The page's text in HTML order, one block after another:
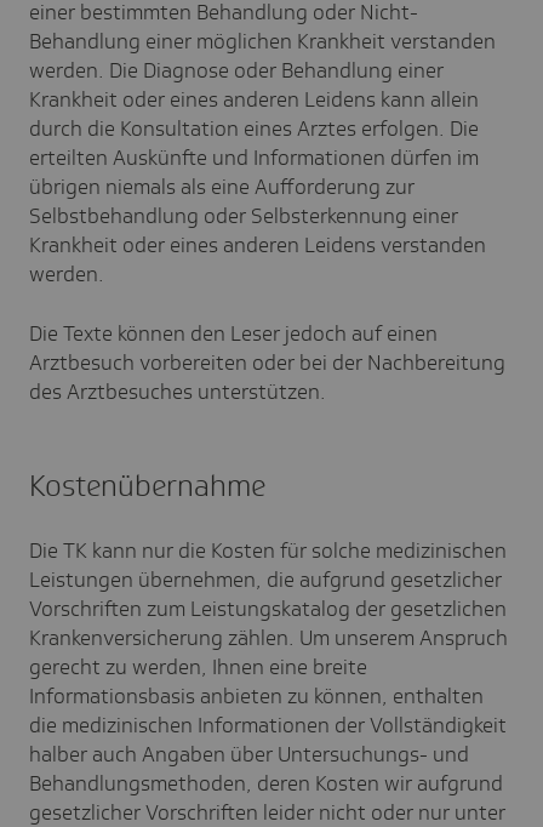
einer bestimmten Behandlung oder Nicht-
Behandlung einer möglichen Krankheit verstanden
werden. Die Diagnose oder Behandlung einer
Krankheit oder eines anderen Leidens kann allein
durch die Konsultation eines Arztes erfolgen. Die
erteilten Auskünfte und Informationen dürfen im
übrigen niemals als eine Aufforderung zur
Selbstbehandlung oder Selbsterkennung einer
Krankheit oder eines anderen Leidens verstanden
werden.
Die Texte können den Leser jedoch auf einen
Arztbesuch vorbereiten oder bei der Nachbereitung
des Arztbesuches unterstützen.
Kostenübernahme
Die TK kann nur die Kosten für solche medizinischen
Leistungen übernehmen, die aufgrund gesetzlicher
Vorschriften zum Leistungskatalog der gesetzlichen
Krankenversicherung zählen. Um unserem Anspruch
gerecht zu werden, Ihnen eine breite
Informationsbasis anbieten zu können, enthalten
die medizinischen Informationen der Vollständigkeit
halber auch Angaben über Untersuchungs- und
Behandlungsmethoden, deren Kosten wir aufgrund
gesetzlicher Vorschriften leider nicht oder nur unter